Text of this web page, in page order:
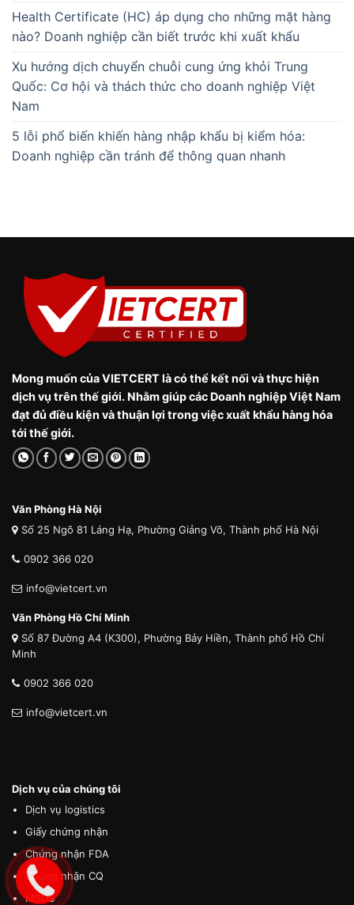
Health Certificate (HC) áp dụng cho những mặt hàng
nào? Doanh nghiệp cần biết trước khi xuất khẩu
Xu hướng dịch chuyển chuỗi cung ứng khỏi Trung
Quốc: Cơ hội và thách thức cho doanh nghiệp Việt
Nam
5 lỗi phổ biến khiến hàng nhập khẩu bị kiểm hóa:
Doanh nghiệp cần tránh để thông quan nhanh
Mong muốn của VIETCERT là có thể kết nối và thực hiện
dịch vụ trên thế giới. Nhằm giúp các Doanh nghiệp Việt Nam
đạt đủ điều kiện và thuận lợi trong việc xuất khẩu hàng hóa
tới thế giới.
Văn Phòng Hà Nội
Số 25 Ngõ 81 Láng Hạ, Phường Giảng Võ, Thành phố Hà Nội
0902 366 020
info@vietcert.vn
Văn Phòng Hồ Chí Minh
Số 87 Đường A4 (K300), Phường Bảy Hiền, Thành phố Hồ Chí
Minh
0902 366 020
info@vietcert.vn
Dịch vụ của chúng tôi
Dịch vụ logistics
Giấy chứng nhận
Chứng nhận FDA
Chứng nhận CQ
MSDS